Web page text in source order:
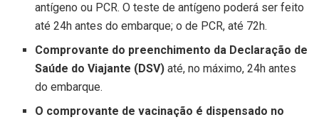
antígeno ou PCR. O teste de antígeno poderá ser feito
até 24h antes do embarque; o de PCR, até 72h.
Comprovante do preenchimento da Declaração de
Saúde do Viajante (DSV) até, no máximo, 24h antes
do embarque.
O comprovante de vacinação é dispensado no